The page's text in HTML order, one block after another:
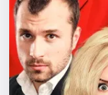
Города
Площадки
Артисты